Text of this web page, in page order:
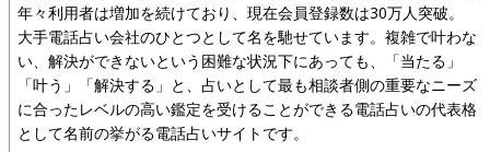
年々利用者は増加を続けており、現在会員登録数は30万人突破。
大手電話占い会社のひとつとして名を馳せています。複雑で叶わな
い、解決ができないという困難な状況下にあっても、「当たる」
「叶う」「解決する」と、占いとして最も相談者側の重要なニーズ
に合ったレベルの高い鑑定を受けることができる電話占いの代表格
として名前の挙がる電話占いサイトです。